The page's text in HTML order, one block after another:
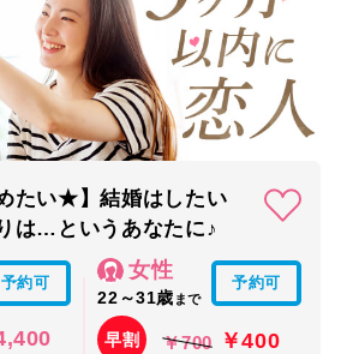
たい★】結婚はしたい
は…というあなたに♪
予約可
女性
22～31歳 まで
予約可
早割 ￥700 ￥400